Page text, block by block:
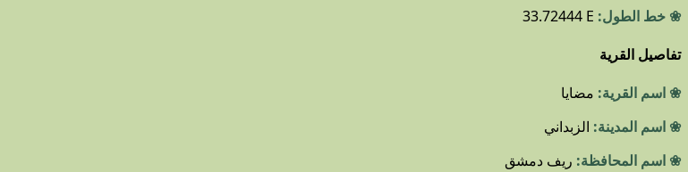
❀ خط الطول: 33.72444 E
تفاصيل القرية
❀ اسم القرية: مضايا
❀ اسم المدينة: الزبداني
❀ اسم المحافظة: ريف دمشق